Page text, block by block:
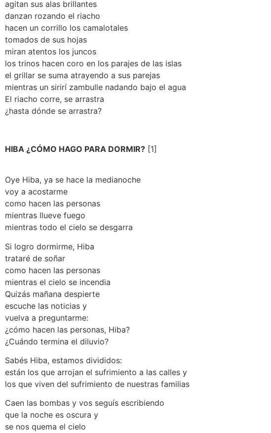
agitan sus alas brillantes
danzan rozando el riacho
hacen un corrillo los camalotales
tomados de sus hojas
miran atentos los juncos
los trinos hacen coro en los parajes de las islas
el grillar se suma atrayendo a sus parejas
mientras un sirirí zambulle nadando bajo el agua
El riacho corre, se arrastra
¿hasta dónde se arrastra?
HIBA ¿CÓMO HAGO PARA DORMIR? [1]
Oye Hiba, ya se hace la medianoche
voy a acostarme
como hacen las personas
mientras llueve fuego
mientras todo el cielo se desgarra
Si logro dormirme, Hiba
trataré de soñar
como hacen las personas
mientras el cielo se incendia
Quizás mañana despierte
escuche las noticias y
vuelva a preguntarme:
¿cómo hacen las personas, Hiba?
¿Cuándo termina el diluvio?
Sabés Hiba, estamos divididos:
están los que arrojan el sufrimiento a las calles y
los que viven del sufrimiento de nuestras familias
Caen las bombas y vos seguís escribiendo
que la noche es oscura y
se nos quema el cielo